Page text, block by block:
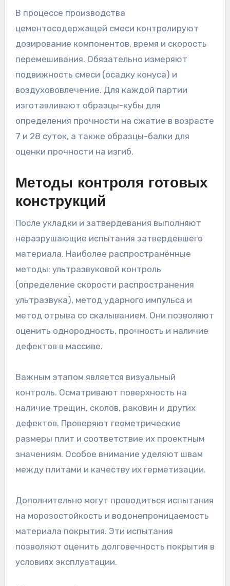
В процессе производства
цементосодержащей смеси контролируют
дозирование компонентов, время и скорость
перемешивания. Обязательно измеряют
подвижность смеси (осадку конуса) и
воздухововлечение. Для каждой партии
изготавливают образцы-кубы для
определения прочности на сжатие в возрасте
7 и 28 суток, а также образцы-балки для
оценки прочности на изгиб.
Методы контроля готовых
конструкций
После укладки и затвердевания выполняют
неразрушающие испытания затвердевшего
материала. Наиболее распространённые
методы: ультразвуковой контроль
(определение скорости распространения
ультразвука), метод ударного импульса и
метод отрыва со скалыванием. Они позволяют
оценить однородность, прочность и наличие
дефектов в массиве.
Важным этапом является визуальный
контроль. Осматривают поверхность на
наличие трещин, сколов, раковин и других
дефектов. Проверяют геометрические
размеры плит и соответствие их проектным
значениям. Особое внимание уделяют швам
между плитами и качеству их герметизации.
Дополнительно могут проводиться испытания
на морозостойкость и водонепроницаемость
материала покрытия. Эти испытания
позволяют оценить долговечность покрытия в
условиях эксплуатации.